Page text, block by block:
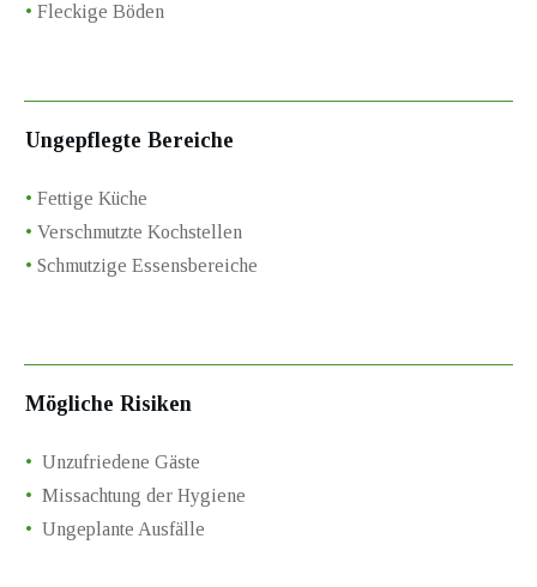
• Fleckige Böden
Ungepflegte Bereiche
• Fettige Küche
• Verschmutzte Kochstellen
• Schmutzige Essensbereiche
Mögliche Risiken
• Unzufriedene Gäste
• Missachtung der Hygiene
• Ungeplante Ausfälle